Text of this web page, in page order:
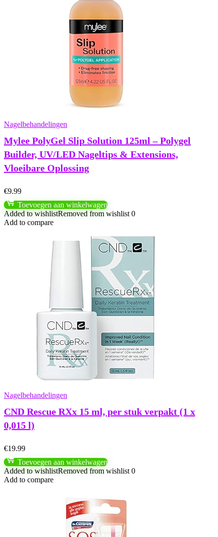
Nagelbehandelingen
Mylee PolyGel Slip Solution 125ml – Polygel
Builder, UV/LED Nageltips & Extensions,
Vloeibare Oplossing
€9.99
Toevoegen aan winkelwagen
Added to wishlistRemoved from wishlist 0
Add to compare
Nagelbehandelingen
CND Rescue RXx 15 ml, per stuk verpakt (1 x
0,015 l)
€19.99
Toevoegen aan winkelwagen
Added to wishlistRemoved from wishlist 0
Add to compare